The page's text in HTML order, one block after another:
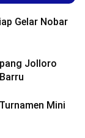
Gelar Nobar
Jolloro
Mini